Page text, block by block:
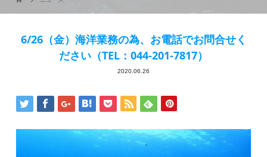
6/26（金）海洋業務の為、お電話でお問合せく
ださい（TEL：044-201-7817）
2020.06.26